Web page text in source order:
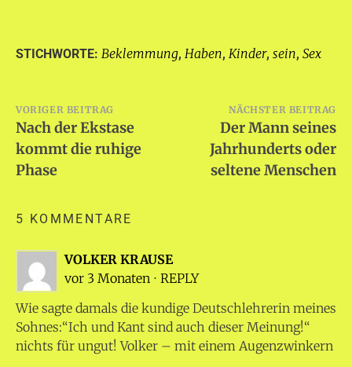
STICHWORTE: Beklemmung, Haben, Kinder, sein, Sex
Beitragsnavigation
VORIGER BEITRAG
Nach der Ekstase
kommt die ruhige
Phase
NÄCHSTER BEITRAG
Der Mann seines
Jahrhunderts oder
seltene Menschen
5 KOMMENTARE
VOLKER KRAUSE
vor 3 Monaten ⋅ REPLY
Wie sagte damals die kundige Deutschlehrerin meines
Sohnes:“Ich und Kant sind auch dieser Meinung!“
nichts für ungut! Volker – mit einem Augenzwinkern